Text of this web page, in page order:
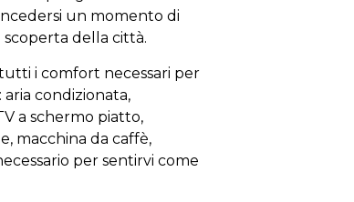
un momento di
della città.
i comfort necessari per
condizionata,
a schermo piatto,
macchina da caffè,
per sentirvi come